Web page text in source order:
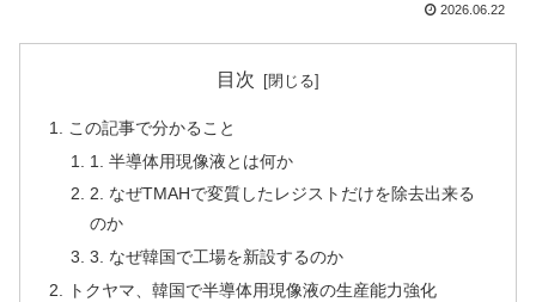
2026.06.22
目次
この記事で分かること
1. 半導体用現像液とは何か
2. なぜTMAHで変質したレジストだけを除去出来る
のか
3. なぜ韓国で工場を新設するのか
トクヤマ、韓国で半導体用現像液の生産能力強化